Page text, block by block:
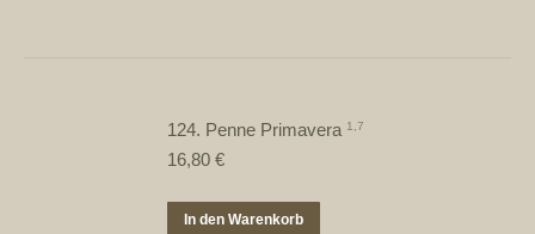
124. Penne Primavera 1,7
16,80 €
In den Warenkorb